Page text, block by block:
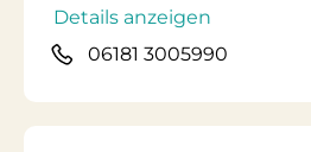
Details anzeigen
06181 3005990